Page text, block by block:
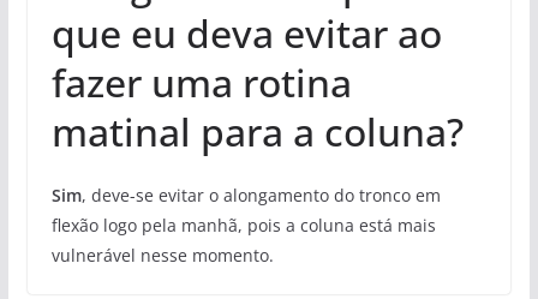
que eu deva evitar ao
fazer uma rotina
matinal para a coluna?
Sim, deve-se evitar o alongamento do tronco em
flexão logo pela manhã, pois a coluna está mais
vulnerável nesse momento.